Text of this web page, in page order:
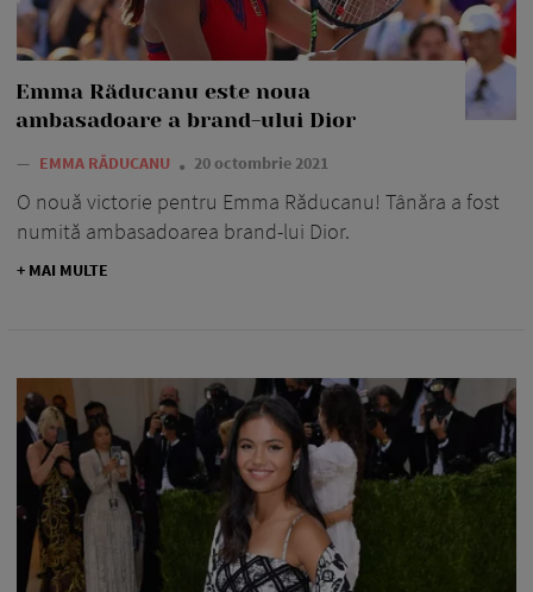
Emma Răducanu este noua
ambasadoare a brand-ului Dior
— EMMA RĂDUCANU 20 octombrie 2021
O nouă victorie pentru Emma Răducanu! Tânăra a fost
numită ambasadoarea brand-lui Dior.
+ MAI MULTE